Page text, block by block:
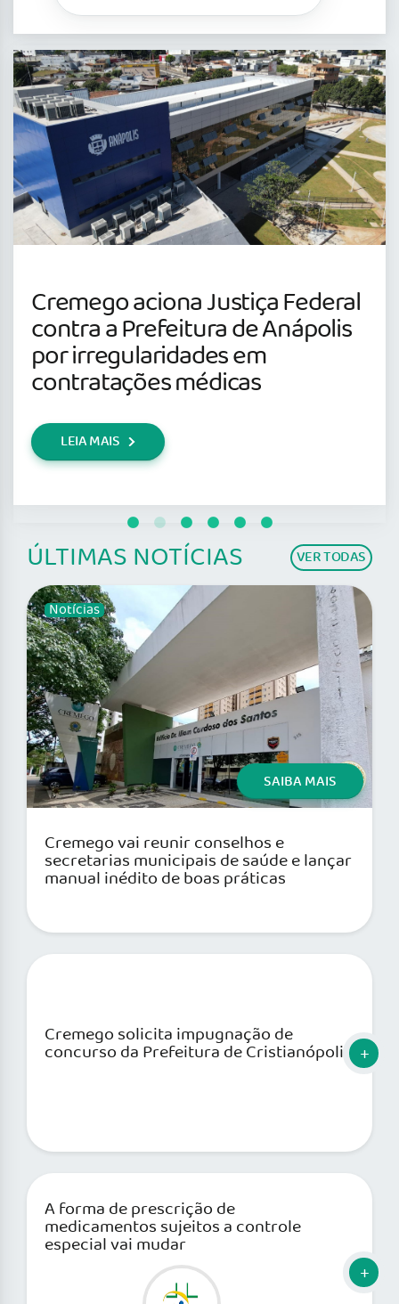
Cremego aciona Justiça Federal
contra a Prefeitura de Anápolis
por irregularidades em
contratações médicas
LEIA MAIS
ÚLTIMAS NOTÍCIAS VER TODAS
Notícias
SAIBA MAIS
Cremego vai reunir conselhos e
secretarias municipais de saúde e lançar
manual inédito de boas práticas
Cremego solicita impugnação de
concurso da Prefeitura de Cristianópolis
A forma de prescrição de
medicamentos sujeitos a controle
especial vai mudar